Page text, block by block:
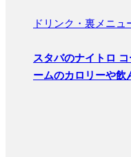
ドリンク・裏メニュ
スタバのナイトロ
ームのカロリーや飲